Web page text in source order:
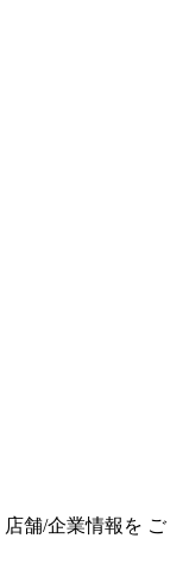
店舗/企業情報を ご